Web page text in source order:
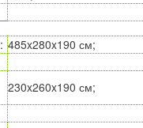
: 485x280x190 см;
230x260x190 см;